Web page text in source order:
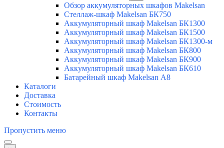
Обзор аккумуляторных шкафов Makelsan
Стеллаж-шкаф Makelsan БК750
Аккумуляторный шкаф Makelsan БК1300
Аккумуляторный шкаф Makelsan БК1500
Аккумуляторный шкаф Makelsan БК1300-м
Аккумуляторный шкаф Makelsan БК800
Аккумуляторный шкаф Makelsan БК900
Аккумуляторный шкаф Makelsan БК610
Батарейный шкаф Makelsan А8
Каталоги
Доставка
Стоимость
Контакты
Пропустить меню